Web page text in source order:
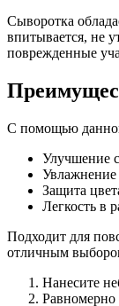
Сыворотка
впитывается, не
поврежденные
С помощью
Улучшение
Увлажнение
Защита
Легкость в
Подходит для
отличным
Нанесите